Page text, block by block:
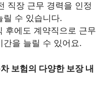
직장 근무 경력을 인정
릴 수 있습니다.
후에도 계약직으로 근무
간을 늘릴 수 있어요.
보험의 다양한 보장 내